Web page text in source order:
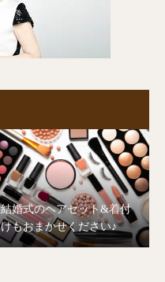
結婚式のヘアセット&着付
けもおまかせください♪